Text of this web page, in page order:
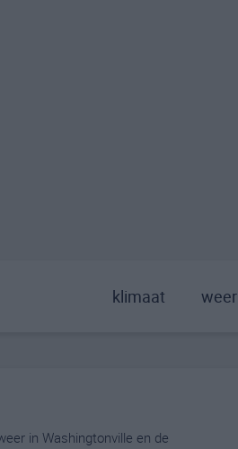
klimaat weer
in Washingtonville en de